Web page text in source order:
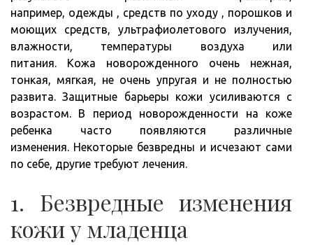
например, одежды , средств по уходу , порошков и
моющих средств, ультрафиолетового излучения,
влажности, температуры воздуха или
питания. Кожа новорожденного очень нежная,
тонкая, мягкая, не очень упругая и не полностью
развита. Защитные барьеры кожи усиливаются с
возрастом. В период новорожденности на коже
ребенка часто появляются различные
изменения. Некоторые безвредны и исчезают сами
по себе, другие требуют лечения.
1. Безвредные изменения
кожи у младенца